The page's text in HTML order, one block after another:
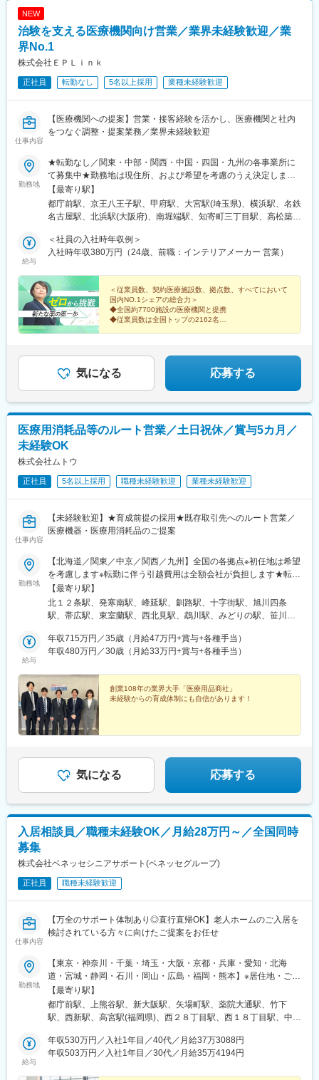
NEW
治験を支える医療機関向け営業／業界未経験歓迎／業
界No.1
株式会社ＥＰＬｉｎｋ
正社員 転勤なし 5名以上採用 業種未経験歓迎
仕事内容
【医療機関への提案】営業・接客経験を活かし、医療機関と社内
をつなぐ調整・提案業務／業界未経験歓迎
勤務地
★転勤なし／関東・中部・関西・中国・四国・九州の各事業所に
て募集中★勤務地は現住所、および希望を考慮のうえ決定します
★一部勤務地では自動車通勤OK（面接などでご相談ください）
【各事業部・オフィス】■東京第二事業部（5名在籍）・新宿オフ
ィス・八王子オフィス・山梨オフィス■大宮事業部（10名在籍）■
（11名在籍）■広島事業部（10名在籍）・松山オフィス・高知オ
フィス・高松オフィス※県をまたいだ出張が発生いたします。■福
対策：屋内全面禁煙
【最寄り駅】
都庁前駅、京王八王子駅、甲府駅、大宮駅(埼玉県)、横浜駅、名鉄
名古屋駅、北浜駅(大阪府)、南堀端駅、知寄町三丁目駅、高松築港
ンター駅、なにわ橋駅、松山市駅、高松駅(香川県)、東比恵駅、慶
徳校前駅、新宿駅、高島町駅、近鉄名古屋駅、淀屋橋駅、片原町
給与
＜社員の入社時年収例＞
入社時年収380万円（24歳、前職：インテリアメーカー 営業）
＜従業員数、契約医療施設数、拠点数、すべてにおいて
国内NO.1シェアの総合力＞
◆全国約7700施設の医療機関と提携
◆従業員数は全国トップの2162名
気になる 応募する
医療用消耗品等のルート営業／土日祝休／賞与5カ月／
未経験OK
株式会社ムトウ
正社員 5名以上採用 職種未経験歓迎 業種未経験歓迎
仕事内容
【未経験歓迎】★育成前提の採用★既存取引先へのルート営業／
医療機器・医療用消耗品のご提案
勤務地
【北海道／関東／中京／関西／九州】全国の各拠点※初任地は希望
を考慮します※転勤に伴う引越費用は全額会社が負担します★転勤
時には、配属先でおすすめの居住エリアについてアドバイスを行
っています。また、異動先では先輩たちが地域の情報を教えてく
れるので安心です。＼全国各地のお客様と出会うチャンスも！／
条西4-1-15■東京事業本部 東京本社東京都台東区入谷1-19-2■名古
屋事業本部 名古屋営業部愛知県名古屋市名東区上菅2-1108■大阪
本部 福岡営業部福岡県福岡市博多区千代4-29-27＜下記勤務地一
部抜粋＞＼ 先輩たちの声 ／Aさん「旅行好きな自分にピッタ
リ！」Bさん「『転勤ならではの不安』はあまり感じなかった」…
という声も多数聞かれていますので、ご安心ください！※受動喫煙
対策あり（オフィス内全面禁煙）
【最寄り駅】
北１２条駅、発寒南駅、峰延駅、釧路駅、十字街駅、旭川四条
駅、帯広駅、東室蘭駅、西北見駅、鵡川駅、みどりの駅、笹川
駅、東府中駅、大森海岸駅、千葉寺駅、柏駅、片倉町駅、上社
駅、新深江駅、船尾駅(大阪府)、新大宮駅、空港通り駅、南小倉
駅、川内駅(鹿児島県)、大波止駅、札幌駅、宝来町駅、鶯谷駅、大
森駅(東京都)、布施駅、千代県庁口駅、慶徳校前駅、五島町駅、北
１３条東駅、魚市場通駅、吉塚駅、西辛島町駅、浜町アーケード
駅
給与
年収715万円／35歳（月給47万円+賞与+各種手当）
年収480万円／30歳（月給33万円+賞与+各種手当）
創業108年の業界大手「医療用品商社」
未経験からの育成体制にも自信があります！
気になる 応募する
入居相談員／職種未経験OK／月給28万円～／全国同時
募集
株式会社ベネッセシニアサポート(ベネッセグループ)
正社員 職種未経験歓迎
仕事内容
【万全のサポート体制あり◎直行直帰OK】老人ホームのご入居を
検討されている方々に向けたご提案をお任せ
勤務地
【東京・神奈川・千葉・埼玉・大阪・京都・兵庫・愛知・北海
道・宮城・静岡・石川・岡山・広島・福岡・熊本】※居住地・ご希
望を考慮の上、上記のいずれかのエリアを担当していただきま
す。※担当エリア内にある、当社事業所や有料老人ホームを拠点と
して活動します。★U・Iターン歓迎★直行直帰OK※担当エリアは
都 神奈川県 千葉県 埼玉県【関西】大阪府 京都府 兵庫県
【東海】静岡県 愛知県【北信越】石川県【中国・四国】岡山
【最寄り駅】
都庁前駅、上熊谷駅、新大阪駅、矢場町駅、薬院大通駅、竹下
駅、西新駅、高宮駅(福岡県)、西２８丁目駅、西１８丁目駅、中央
北仙台駅、長町南駅、五橋駅、北鉄金沢駅、大元駅、田町駅(岡山
県)、北長瀬駅、東山・おかでんミュージアム駅、猿猴橋町駅、新
給与
年収530万円／入社1年目／40代／月給37万3088円
年収503万円／入社1年目／30代／月給35万4194円